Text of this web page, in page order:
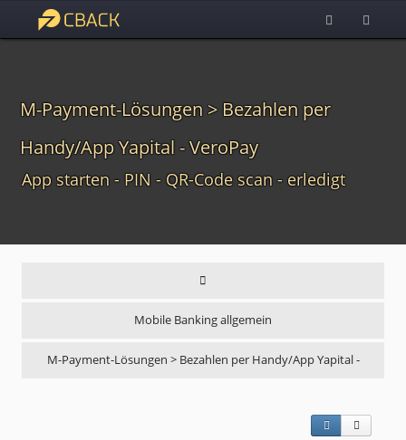
M-Payment-Lösungen > Bezahlen per
Handy/App Yapital - VeroPay
App starten - PIN - QR-Code scan - erledigt
Mobile Banking allgemein
M-Payment-Lösungen > Bezahlen per Handy/App Yapital -